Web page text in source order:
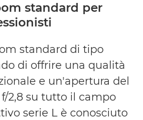
standard per
standard di tipo
di offrire una qualità
e un'apertura del
2,8 su tutto il campo
serie L è conosciuto